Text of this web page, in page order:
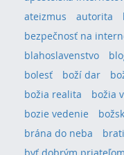
ateizmus
autorita
bezpečnosť na
blahoslavenstvo
bolesť
boží dar
božia realita
božia
bozie vedenie
brána do neba